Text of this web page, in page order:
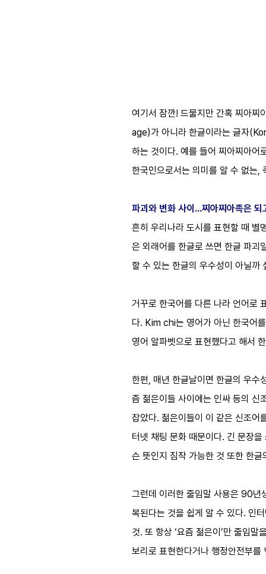
여기서 잠깐! 드물지만 간혹 찌아찌
age)가 아니라 한글이라는 글자
하는 것이다. 예를 들어 찌아찌아어
한국인으로서는 의미를 알 수 없는,
파괴와 변화 사이…찌아찌아족은 되
흔히 우리나라 도시를 표현할 때 별
은 외래어를 한글로 쓰면 한글 파
할 수 있는 한글의 우수성이 아닐까
거꾸로 한국어를 다른 나라 언어로
다. Kim chi는 영어가 아닌 한국어
영어 알파벳으로 표현했다고 해서
한편, 매년 한글날이면 한글의 우수
즘 젊은이들 사이에는 인싸 등의 신
잡았다. 젊은이들이 이 같은 신조어
터넷 채팅 문화 때문이다. 긴 문장
슨 뜻인지 짐작 가능한 것 또한 한
그런데 이러한 줄임말 사용은 90년
복된다는 것을 쉽게 알 수 있다. 인
것. 또 항상 ‘요즘 젊은이’만 줄임
보리로 표현한다거나 행정안전부